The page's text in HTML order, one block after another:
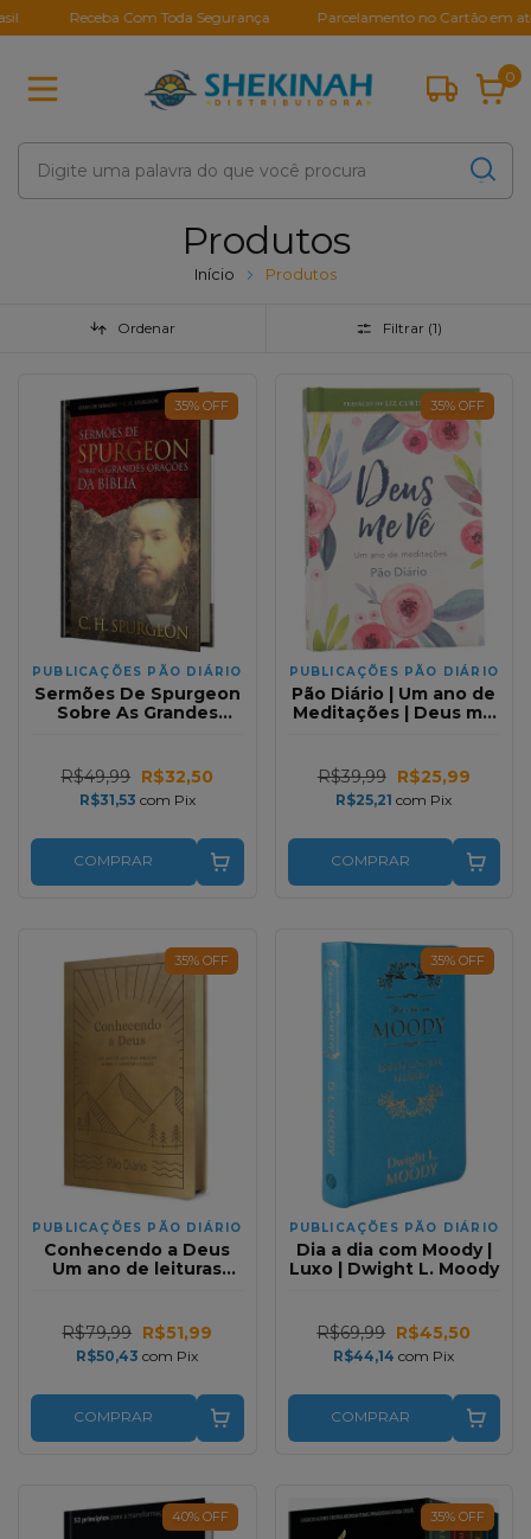
Receba Com Toda Segurança Parcelamento no Cartão em até 10X
0
Produtos
Início Produtos
Ordenar Filtrar (1)
35% OFF
PUBLICAÇÕES PÃO DIÁRIO
Sermões De Spurgeon
Sobre As Grandes
R$49,99 R$32,50
R$31,53 com Pix
COMPRAR
35% OFF
PUBLICAÇÕES PÃO DIÁRIO
Pão Diário | Um ano de
Meditações | Deus me
R$39,99 R$25,99
R$25,21com Pix
COMPRAR
35% OFF
PUBLICAÇÕES PÃO DIÁRIO
Conhecendo a Deus
Um ano de leituras
R$79,99 R$51,99
R$50,43com Pix
COMPRAR
35% OFF
PUBLICAÇÕES PÃO DIÁRIO
Dia a dia com Moody |
Luxo | Dwight L. Moody
R$69,99 R$45,50
R$44,14com Pix
COMPRAR
40% OFF 35% OFF